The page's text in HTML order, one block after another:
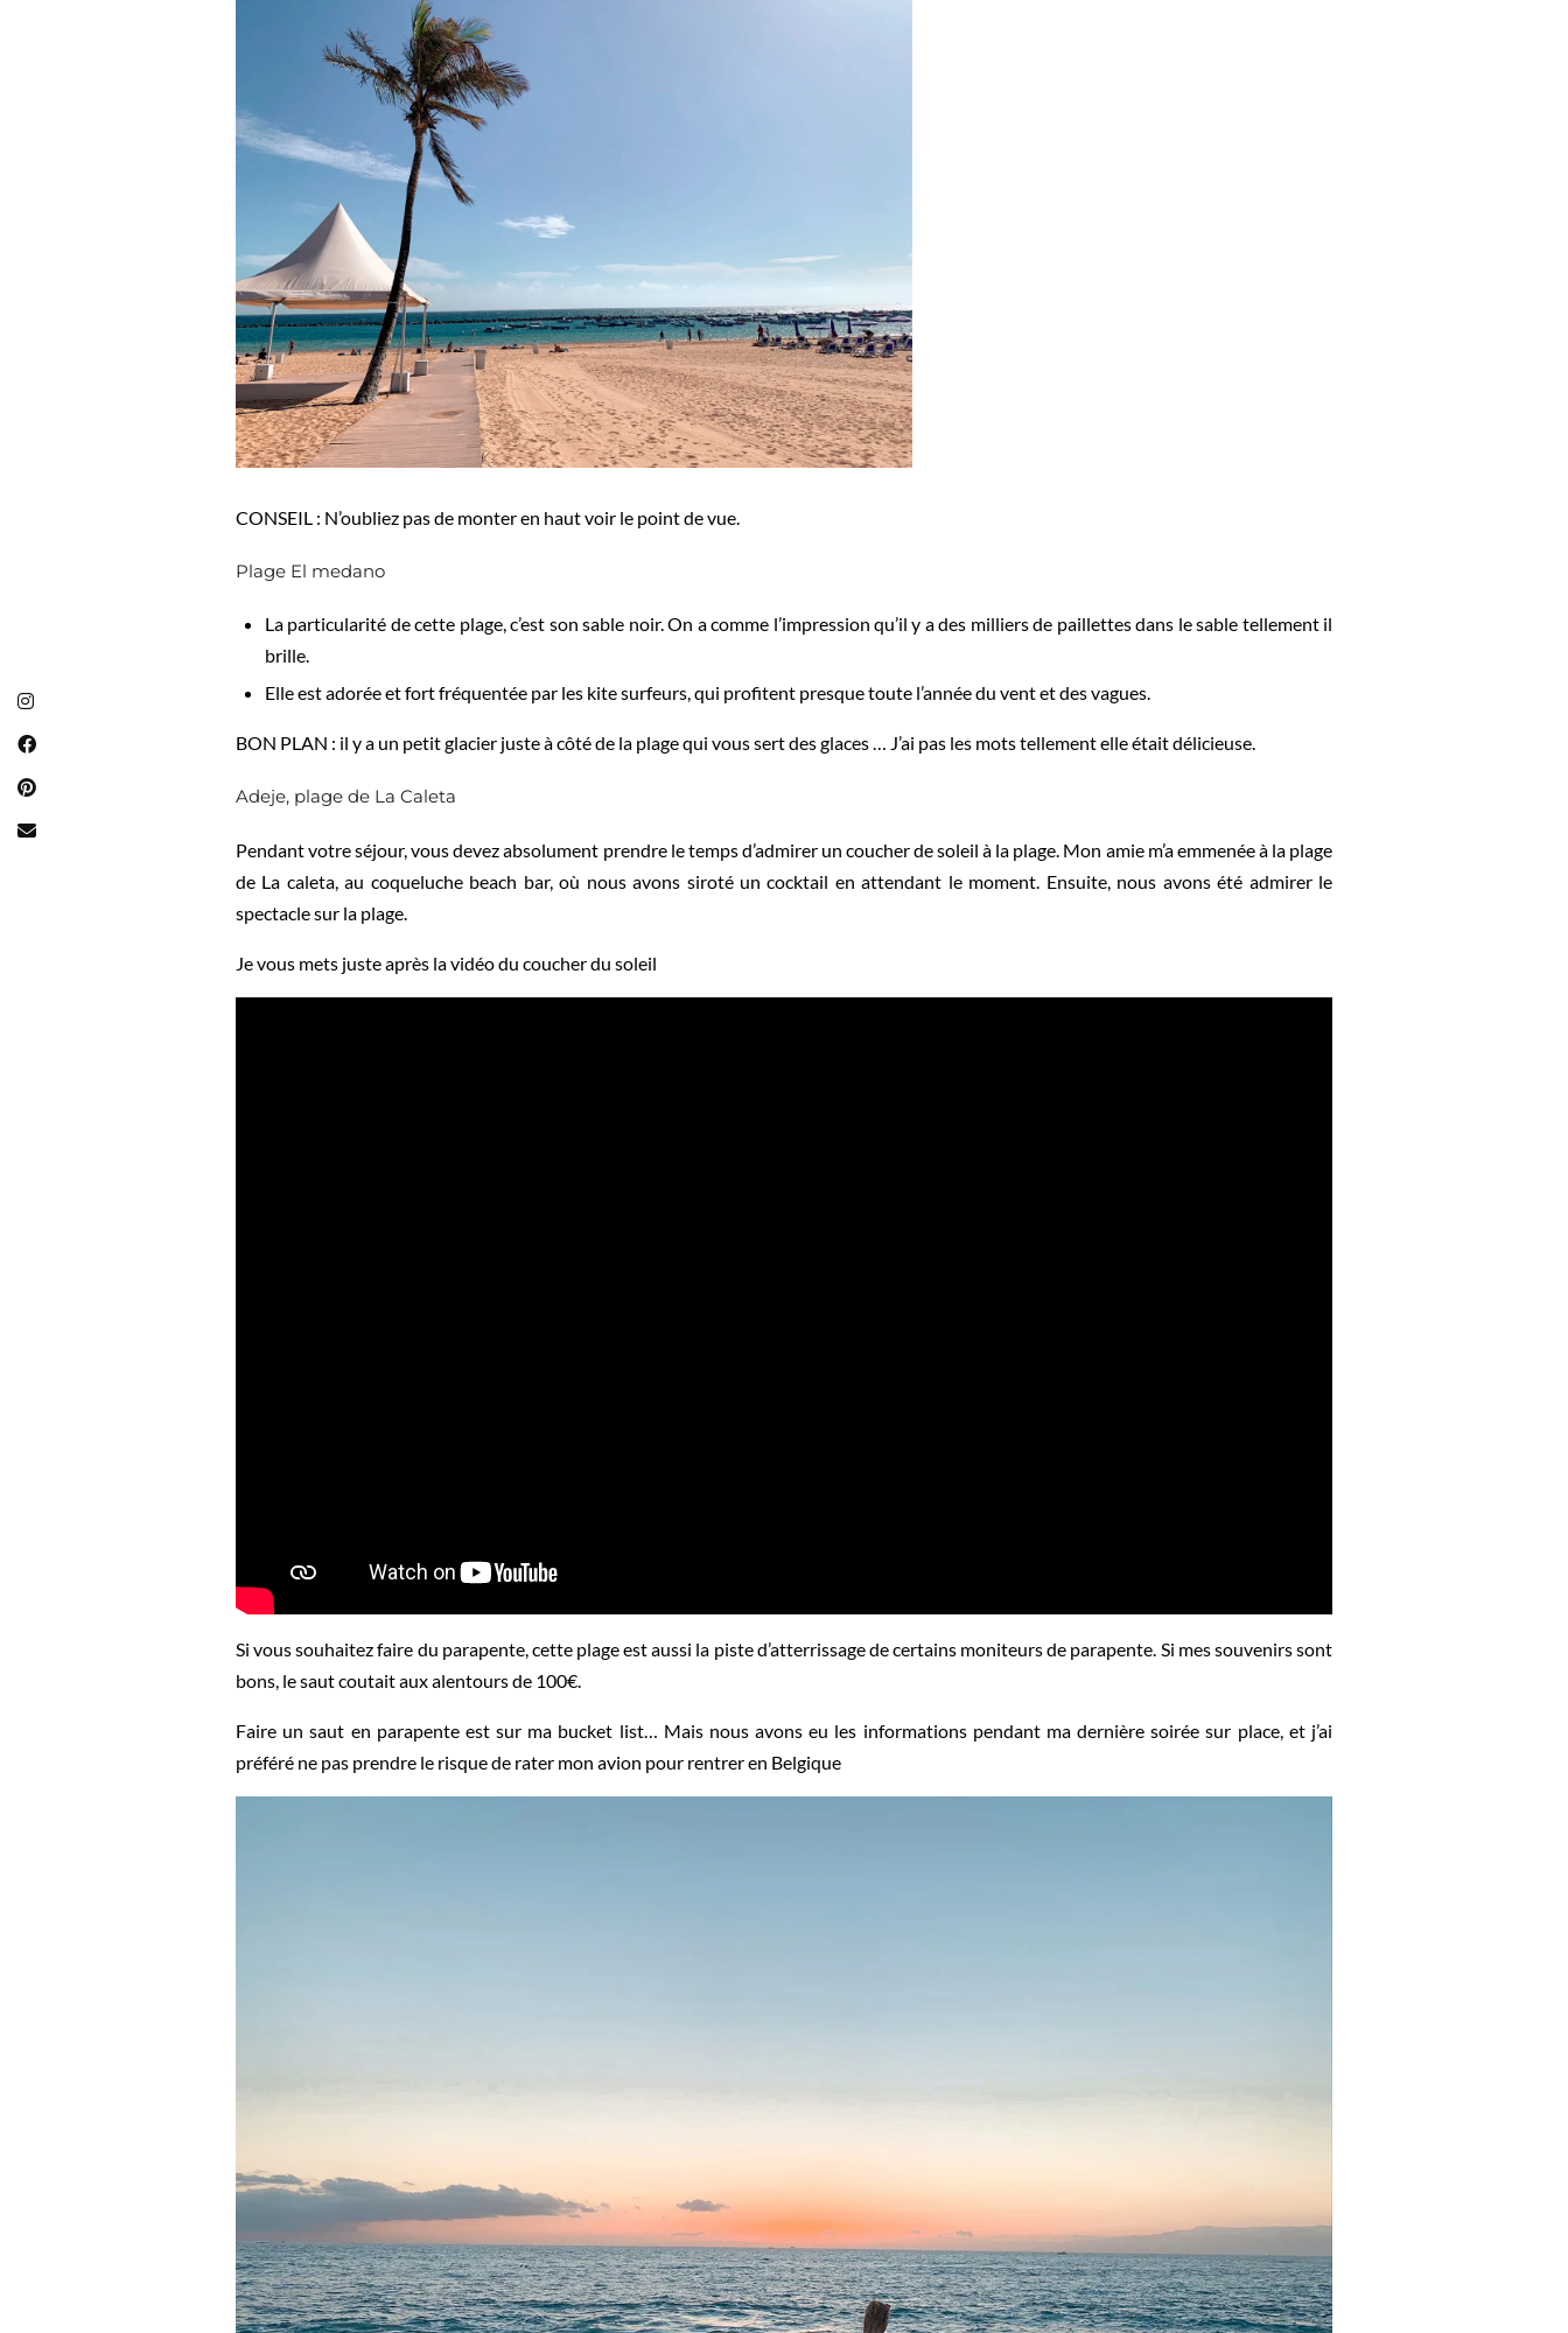
CONSEIL : N’oubliez pas de monter en haut voir le point de vue.
Plage El medano
La particularité de cette plage, c’est son sable noir. On a comme l’impression qu’il y a des milliers de paillettes dans le sable tellement il
brille.
Elle est adorée et fort fréquentée par les kite surfeurs, qui profitent presque toute l’année du vent et des vagues.
BON PLAN : il y a un petit glacier juste à côté de la plage qui vous sert des glaces … J’ai pas les mots tellement elle était délicieuse.
Adeje, plage de La Caleta
Pendant votre séjour, vous devez absolument prendre le temps d’admirer un coucher de soleil à la plage. Mon amie m’a emmenée à la plage
de La caleta, au coqueluche beach bar, où nous avons siroté un cocktail en attendant le moment. Ensuite, nous avons été admirer le
spectacle sur la plage.
Je vous mets juste après la vidéo du coucher du soleil
Si vous souhaitez faire du parapente, cette plage est aussi la piste d’atterrissage de certains moniteurs de parapente. Si mes souvenirs sont
bons, le saut coutait aux alentours de 100€.
Faire un saut en parapente est sur ma bucket list… Mais nous avons eu les informations pendant ma dernière soirée sur place, et j’ai
préféré ne pas prendre le risque de rater mon avion pour rentrer en Belgique